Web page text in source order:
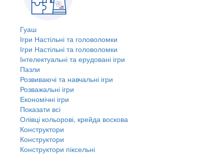
Гуаш
Ігри Настільні та головоломки
Ігри Настільні та головоломки
Інтелектуальні та ерудовані ігри
Пазли
Розвиваючі та навчальні ігри
Розважальні ігри
Економічні ігри
Показати всі
Олівці кольорові, крейда воскова
Конструктори
Конструктори
Конструктори піксельні